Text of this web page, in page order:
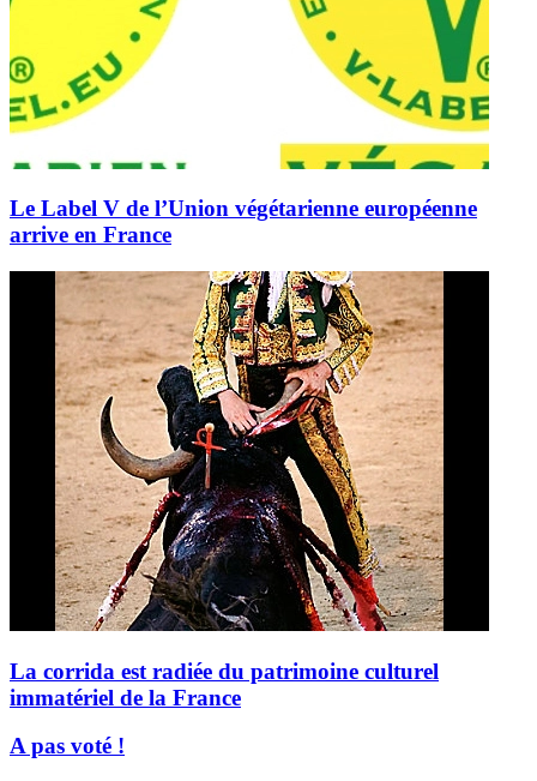
Le Label V de l’Union végétarienne européenne
arrive en France
La corrida est radiée du patrimoine culturel
immatériel de la France
A pas voté !